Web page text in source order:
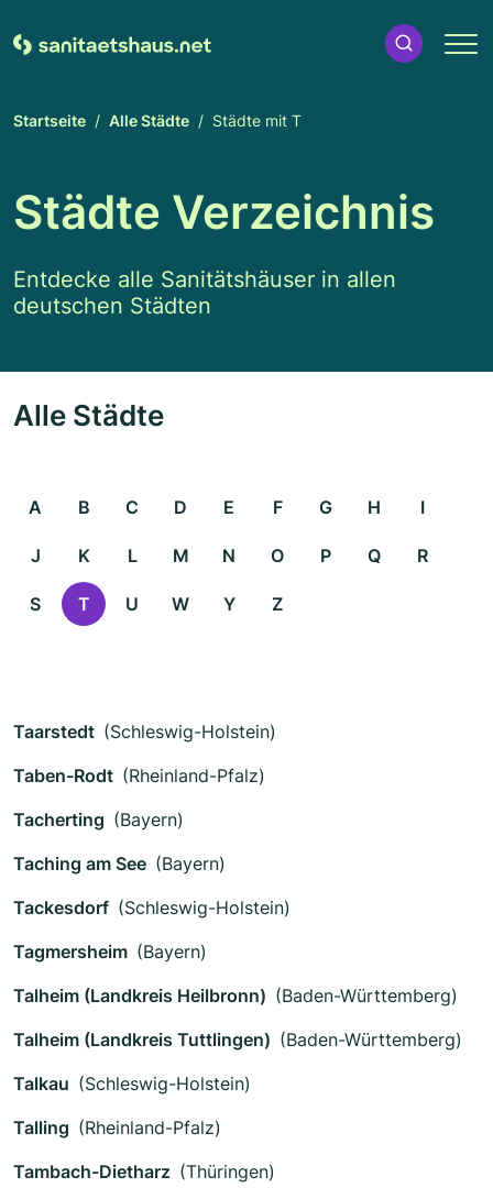
Startseite Alle Städte Städte mit T
Städte Verzeichnis
Entdecke alle Sanitätshäuser in allen
deutschen Städten
Alle Städte
A B C D E F G H I
J K L M N O P Q R
S T U W Y Z
Taarstedt (Schleswig-Holstein)
Taben-Rodt (Rheinland-Pfalz)
Tacherting (Bayern)
Taching am See (Bayern)
Tackesdorf (Schleswig-Holstein)
Tagmersheim (Bayern)
Talheim (Landkreis Heilbronn) (Baden-Württemberg)
Talheim (Landkreis Tuttlingen) (Baden-Württemberg)
Talkau (Schleswig-Holstein)
Talling (Rheinland-Pfalz)
Tambach-Dietharz (Thüringen)